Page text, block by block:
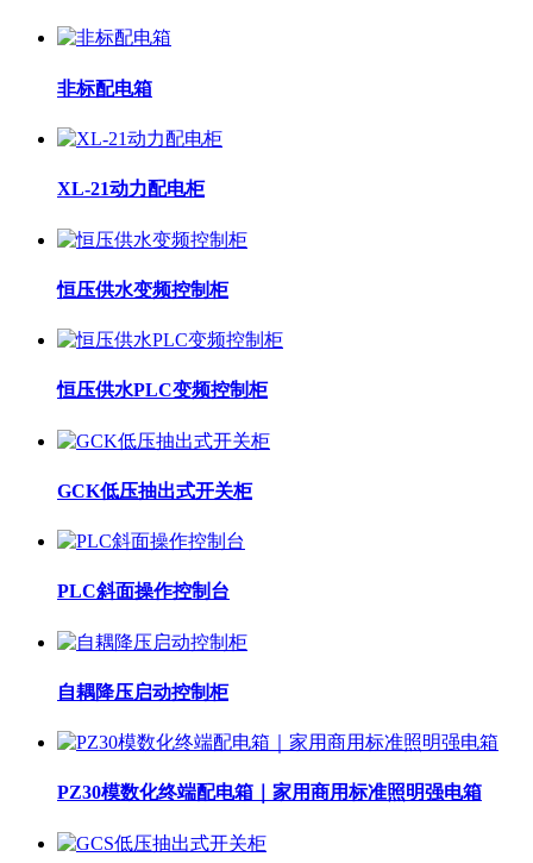
非标配电箱
XL-21动力配电柜
恒压供水变频控制柜
恒压供水PLC变频控制柜
GCK低压抽出式开关柜
PLC斜面操作控制台
自耦降压启动控制柜
PZ30模数化终端配电箱｜家用商用标准照明强电箱